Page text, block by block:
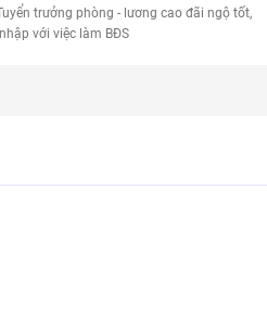
trưởng phòng - lương cao đãi ngộ tốt
với việc làm BĐS